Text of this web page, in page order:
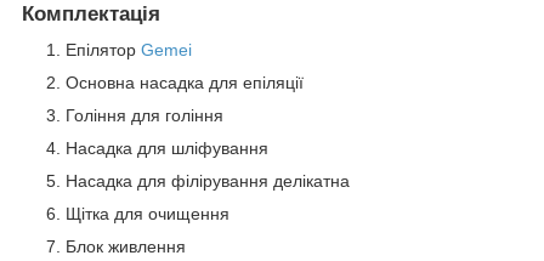
Комплектація
Епілятор Gemei
Основна насадка для епіляції
Гоління для гоління
Насадка для шліфування
Насадка для філірування делікатна
Щітка для очищення
Блок живлення